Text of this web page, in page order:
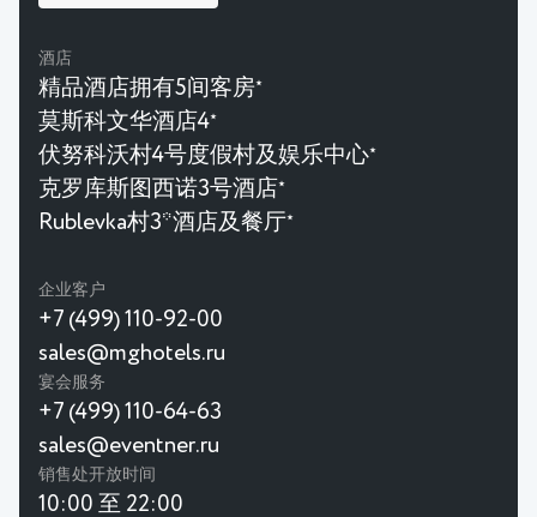
酒店
精品酒店拥有5间客房★
莫斯科文华酒店4★
伏努科沃村4号度假村及娱乐中心★
克罗库斯图西诺3号酒店 ★
Rublevka村3*酒店及餐厅★
企业客户
+7 (499) 110-92-00
sales@mghotels.ru
宴会服务
+7 (499) 110-64-63
sales@eventner.ru
销售处开放时间
10:00 至 22:00